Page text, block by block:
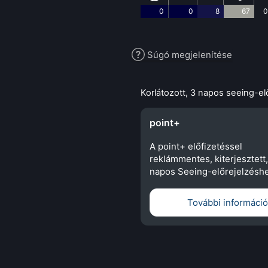
0 0 8 67
Súgó megjelenítése
Korlátozott, 3 napos seeing-
point+
A point+ előfizetéssel
reklámmentes,
napos Seeing-
További információ